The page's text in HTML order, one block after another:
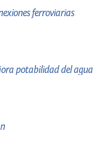
ferroviarias
potabilidad del agua